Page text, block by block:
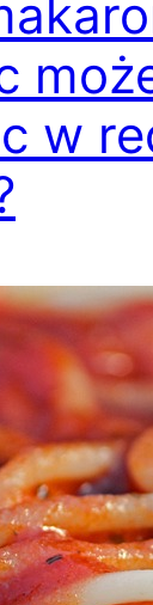
w